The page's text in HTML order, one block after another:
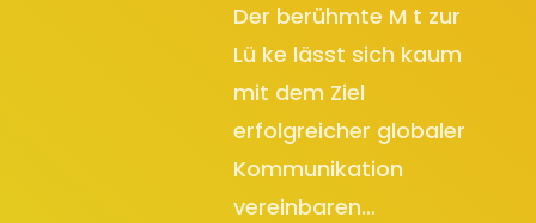
Der berühmte M t zur
Lü ke lässt sich kaum
mit dem Ziel
erfolgreicher globaler
Kommunikation
vereinbaren…